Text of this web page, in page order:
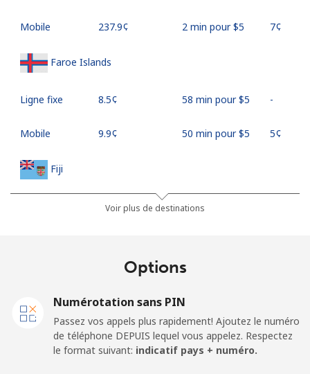
Mobile ⁦237.9¢⁩ 2 min pour ⁦$5⁩ ⁦7¢⁩
Faroe Islands
Ligne fixe ⁦8.5¢⁩ 58 min pour ⁦$5⁩ -
Mobile ⁦9.9¢⁩ 50 min pour ⁦$5⁩ ⁦5¢⁩
Fiji
⁦37.9¢⁩ 13 min pour ⁦$5⁩
Ligne fixe
⁦34.5¢⁩ 14 min pour ⁦$5⁩
Voir plus de destinations
Options
Numérotation sans PIN
Passez vos appels plus rapidement! Ajoutez le numéro
de téléphone DEPUIS lequel vous appelez. Respectez
le format suivant: indicatif pays + numéro.